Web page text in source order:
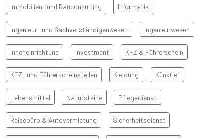
Immobilien- und Bauconsulting Informatik
Ingenieur- und Sachverständigenwesen Ingenieurwesen
Inneneinrichtung Investment KFZ & Führerschein
KFZ- und Führerscheinstellen Kleidung Künstler
Lebensmittel Natursteine Pflegedienst
Reisebüro & Autovermietung Sicherheitsdienst
Detay yazı